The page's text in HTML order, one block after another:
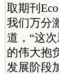
取期刊
我们万分
道，“这
的伟大抱
发展阶段